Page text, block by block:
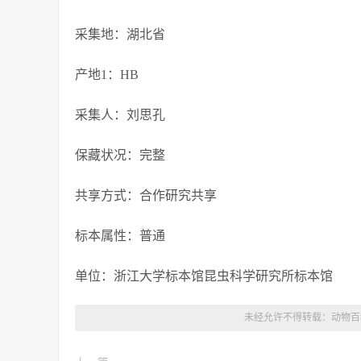
采集地：湖北省
产地1：HB
采集人：刘思孔
保藏状况：完整
共享方式：合作研究共享
标本属性：普通
单位：浙江大学标本馆昆虫科学研究所标本馆
未经允许不得转载： 动物